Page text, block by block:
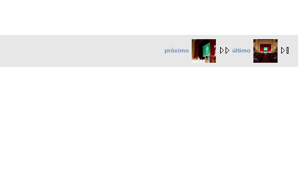
próximo último